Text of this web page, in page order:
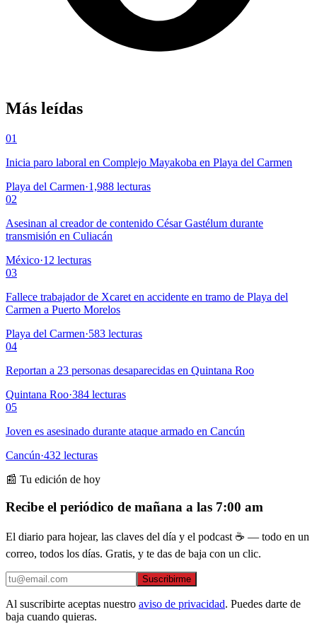
Más leídas
01
Inicia paro laboral en Complejo Mayakoba en Playa del Carmen
Playa del Carmen·1,988 lecturas
02
Asesinan al creador de contenido César Gastélum durante
transmisión en Culiacán
México·12 lecturas
03
Fallece trabajador de Xcaret en accidente en tramo de Playa del
Carmen a Puerto Morelos
Playa del Carmen·583 lecturas
04
Reportan a 23 personas desaparecidas en Quintana Roo
Quintana Roo·384 lecturas
05
Joven es asesinado durante ataque armado en Cancún
Cancún·432 lecturas
📰 Tu edición de hoy
Recibe el periódico de mañana a las 7:00 am
El diario para hojear, las claves del día y el podcast ☕ — todo en un
correo, todos los días. Gratis, y te das de baja con un clic.
Suscribirme
Al suscribirte aceptas nuestro aviso de privacidad. Puedes darte de
baja cuando quieras.